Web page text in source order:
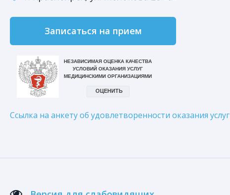
Записаться на прием
Ссылка на анкету об удовлетворенности оказания услуг